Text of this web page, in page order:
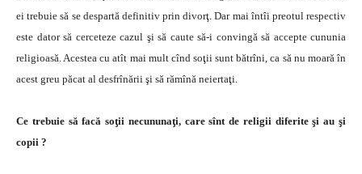
ei trebuie să se despartă definitiv prin divorţ. Dar mai întîi preotul respectiv
este dator să cerceteze cazul şi să caute să-i convingă să accepte cununia
religioasă. Acestea cu atît mai mult cînd soţii sunt bătrîni, ca să nu moară în
acest greu păcat al desfrînării şi să rămînă neiertaţi.
Ce trebuie să facă soţii necununaţi, care sînt de religii diferite şi au şi
copii ?